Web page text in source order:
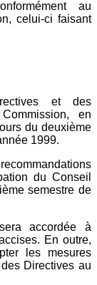
au
celui-ci faisant
et des
en
du deuxième
1999.
du Conseil
semestre de
accordée à
En outre,
les mesures
Directives au